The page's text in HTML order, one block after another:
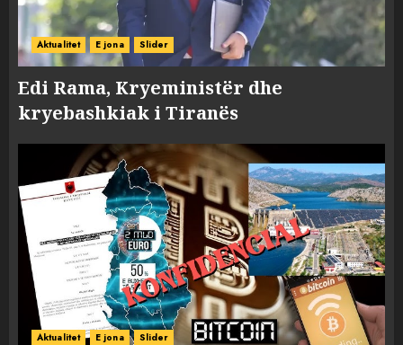
Aktualitet E jona Slider
Edi Rama, Kryeministër dhe
kryebashkiak i Tiranës
Aktualitet E jona Slider